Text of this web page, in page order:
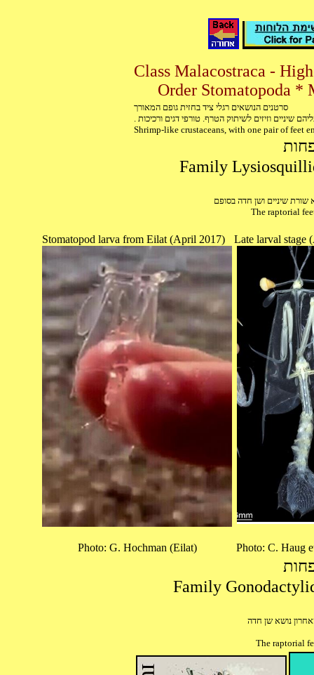
סרטנים הנושאים רגלי ציד בחזית גופם המאורך
שיניים וזיזים לשיתוק הטרף. טורפי דגים ורכיכות
Shrimp-like crustaceans, with one pair of feet
שיניים ושן חדה בסופם
The raptorial
Stomatopod larva from Eilat (April 2017) Late larval stage
Photo: G. Hochman (Eilat) Photo: C. Haug
נושא שן חדה
The raptorial